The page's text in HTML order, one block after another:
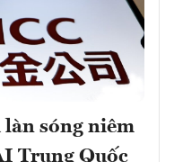
làn sóng niêm
Trung Quốc